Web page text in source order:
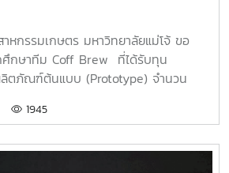
หกรรมเกษตร มหาวิทยาลัยแม่โจ้ ขอ
กษาทีม Coff Brew ที่ได้รับทุน
ตภัณฑ์ต้นแบบ (Prototype) จำนวน
หนือ ซึ่งจัดขึ้นเมื่อวันที่ 11 พฤษภาคม
ผลงาน“เครื่องสกัดกาแฟรูปแบบใหม่โดย
1945